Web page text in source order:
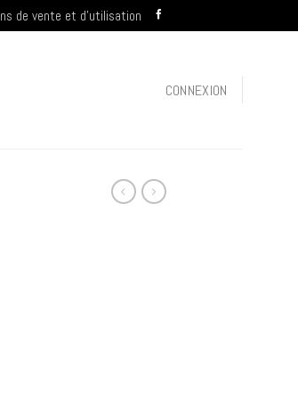
de vente et d’utilisation
CONNEXION